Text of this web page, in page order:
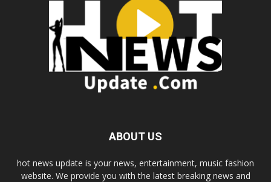
ABOUT US
hot news update is your news, entertainment, music fashion
website. We provide you with the latest breaking news and